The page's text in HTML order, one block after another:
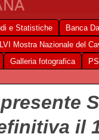
e Statistiche
Banca
Mostra Nazionale del
Galleria fotografica
il